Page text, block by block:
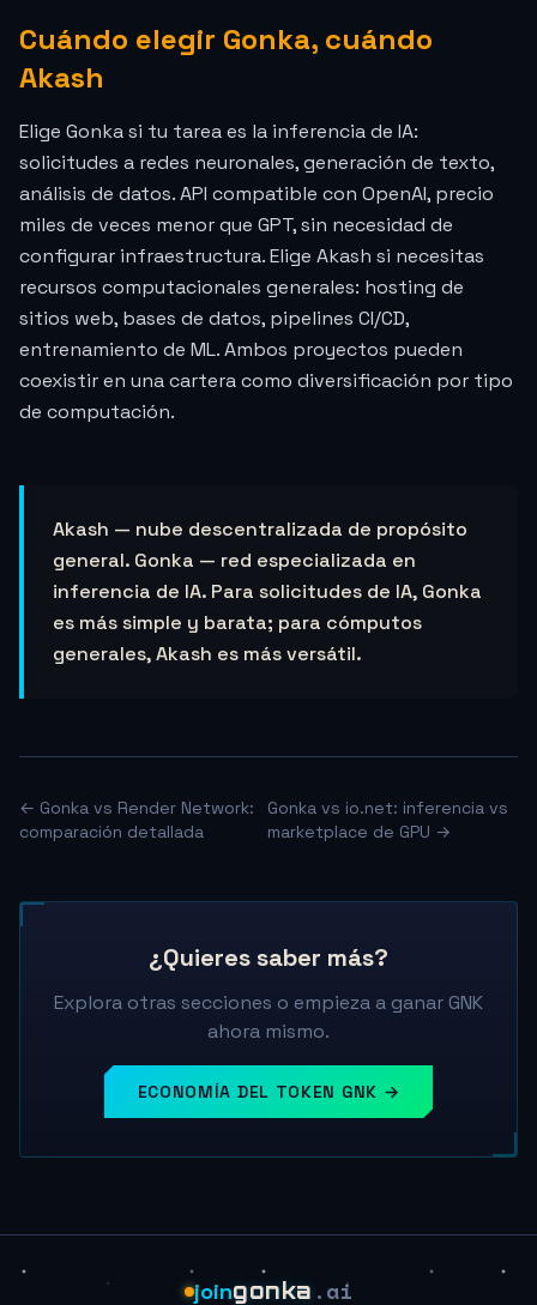
Cuándo elegir Gonka, cuándo
Akash
Elige Gonka si tu tarea es la inferencia de IA:
solicitudes a redes neuronales, generación de texto,
análisis de datos. API compatible con OpenAI, precio
miles de veces menor que GPT, sin necesidad de
configurar infraestructura. Elige Akash si necesitas
recursos computacionales generales: hosting de
sitios web, bases de datos, pipelines CI/CD,
entrenamiento de ML. Ambos proyectos pueden
coexistir en una cartera como diversificación por tipo
de computación.
Akash — nube descentralizada de propósito
general. Gonka — red especializada en
inferencia de IA. Para solicitudes de IA, Gonka
es más simple y barata; para cómputos
generales, Akash es más versátil.
← Gonka vs Render Network:
comparación detallada
Gonka vs io.net: inferencia vs
marketplace de GPU →
¿Quieres saber más?
Explora otras secciones o empieza a ganar GNK
ahora mismo.
ECONOMÍA DEL TOKEN GNK →
joingonka .ai